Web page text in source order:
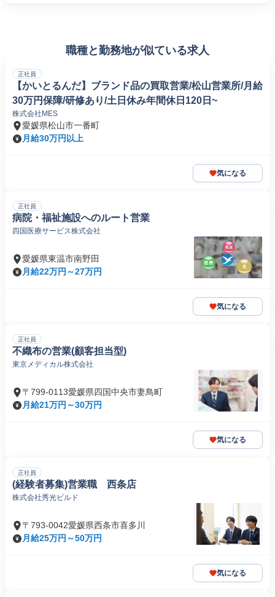
職種と勤務地が似ている求人
正社員
【かいとるんだ】ブランド品の買取営業/松山営業所/月給
30万円保障/研修あり/土日休み年間休日120日~
株式会社MES
愛媛県松山市一番町
月給30万円以上
気になる
正社員
病院・福祉施設へのルート営業
四国医療サービス株式会社
愛媛県東温市南野田
月給22万円～27万円
気になる
正社員
不織布の営業(顧客担当型)
東京メディカル株式会社
〒799-0113愛媛県四国中央市妻鳥町
月給21万円～30万円
気になる
正社員
(経験者募集)営業職 西条店
株式会社秀光ビルド
〒793-0042愛媛県西条市喜多川
月給25万円～50万円
気になる